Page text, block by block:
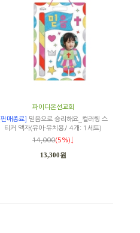
파이디온선교회
[판매종료]
믿음으로 승리해요_컬러링 스
티커 액자(유아·유치용/ 4개: 1세트)
14,000(5%)↓
13,300원